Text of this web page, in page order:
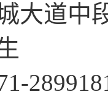
大道中